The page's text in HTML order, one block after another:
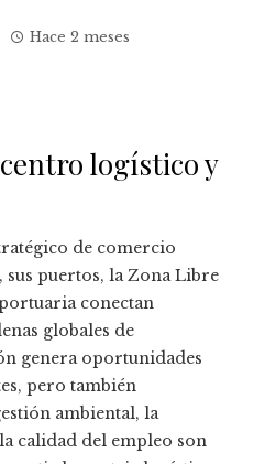
Hace 2 meses
logístico y
de comercio
puertos, la Zona Libre
conectan
globales de
genera oportunidades
pero también
ambiental, la
calidad del empleo son